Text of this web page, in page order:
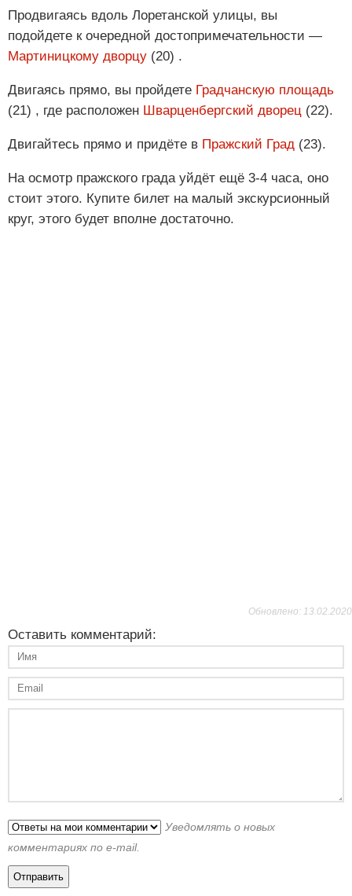
Продвигаясь вдоль Лоретанской улицы, вы
подойдете к очередной достопримечательности —
Мартиницкому дворцу (20) .
Двигаясь прямо, вы пройдете Градчанскую площадь
(21) , где расположен Шварценбергский дворец (22).
Двигайтесь прямо и придёте в Пражский Град (23).
На осмотр пражского града уйдёт ещё 3-4 часа, оно
стоит этого. Купите билет на малый экскурсионный
круг, этого будет вполне достаточно.
Обновлено: 13.02.2020
Оставить комментарий:
Уведомлять о новых
комментариях по e-mail.